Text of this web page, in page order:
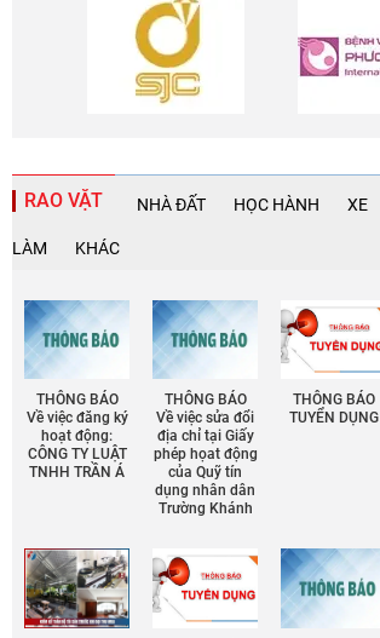
RAO VẶT NHÀ ĐẤT HỌC HÀNH XE
LÀM KHÁC
THÔNG BÁO
Về việc đăng ký
hoạt động:
CÔNG TY LUẬT
TNHH TRẦN Á
THÔNG BÁO
Về việc sửa đổi
địa chỉ tại Giấy
phép họat động
của Quỹ tín
dụng nhân dân
Trường Khánh
THÔNG BÁO
TUYỂN DỤNG